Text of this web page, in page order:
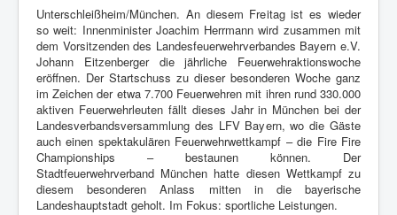
Unterschleißheim/München. An diesem Freitag ist es wieder
so weit: Innenminister Joachim Herrmann wird zusammen mit
dem Vorsitzenden des Landesfeuerwehrverbandes Bayern e.V.
Johann Eitzenberger die jährliche Feuerwehraktionswoche
eröffnen. Der Startschuss zu dieser besonderen Woche ganz
im Zeichen der etwa 7.700 Feuerwehren mit ihren rund 330.000
aktiven Feuerwehrleuten fällt dieses Jahr in München bei der
Landesverbandsversammlung des LFV Bayern, wo die Gäste
auch einen spektakulären Feuerwehrwettkampf – die Fire Fire
Championships – bestaunen können. Der
Stadtfeuerwehrverband München hatte diesen Wettkampf zu
diesem besonderen Anlass mitten in die bayerische
Landeshauptstadt geholt. Im Fokus: sportliche Leistungen.